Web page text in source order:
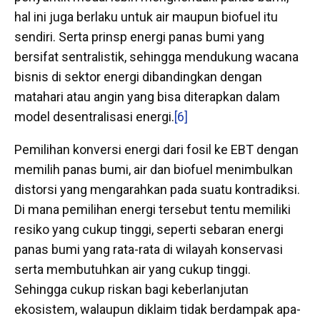
hal ini juga berlaku untuk air maupun biofuel itu
sendiri. Serta prinsp energi panas bumi yang
bersifat sentralistik, sehingga mendukung wacana
bisnis di sektor energi dibandingkan dengan
matahari atau angin yang bisa diterapkan dalam
model desentralisasi energi.[6]
Pemilihan konversi energi dari fosil ke EBT dengan
memilih panas bumi, air dan biofuel menimbulkan
distorsi yang mengarahkan pada suatu kontradiksi.
Di mana pemilihan energi tersebut tentu memiliki
resiko yang cukup tinggi, seperti sebaran energi
panas bumi yang rata-rata di wilayah konservasi
serta membutuhkan air yang cukup tinggi.
Sehingga cukup riskan bagi keberlanjutan
ekosistem, walaupun diklaim tidak berdampak apa-